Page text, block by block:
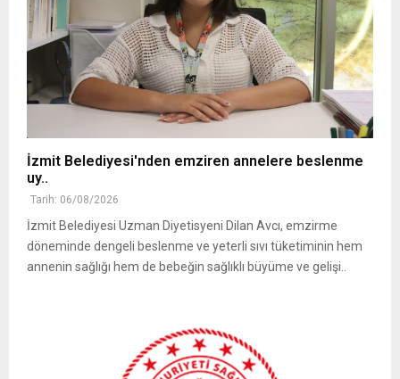
İzmit Belediyesi'nden emziren annelere beslenme
uy..
Tarih: 06/08/2026
İzmit Belediyesi Uzman Diyetisyeni Dilan Avcı, emzirme
döneminde dengeli beslenme ve yeterli sıvı tüketiminin hem
annenin sağlığı hem de bebeğin sağlıklı büyüme ve gelişi..